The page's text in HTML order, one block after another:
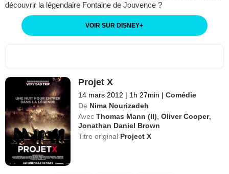
découvrir la légendaire Fontaine de Jouvence ?
VOIR SUR DISNEY+
Projet X
14 mars 2012 | 1h 27min | Comédie
De Nima Nourizadeh
Avec Thomas Mann (II) ,Oliver Cooper,
Jonathan Daniel Brown
Titre original Project X